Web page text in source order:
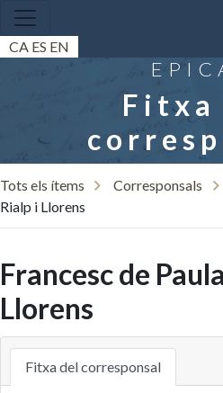
CA ES EN
Fitxa
Tots els ítems Corresponsals
Rialp i Llorens
Francesc de
Llorens
Fitxa del corresponsal